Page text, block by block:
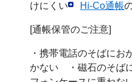
けにくい
Hi-Co通帳
[通帳保管のご注意]
・携帯電話のそばに
かない ・磁石のそば